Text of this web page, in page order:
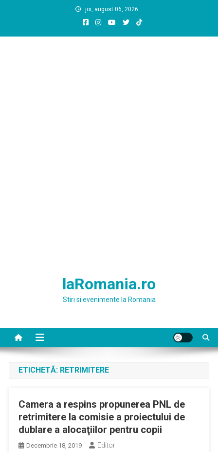
joi, august 06, 2026
laRomania.ro
Stiri si evenimente la Romania
ETICHETĂ: RETRIMITERE
Camera a respins propunerea PNL de
retrimitere la comisie a proiectului de
dublare a alocaţiilor pentru copii
Decembrie 18, 2019 Editor